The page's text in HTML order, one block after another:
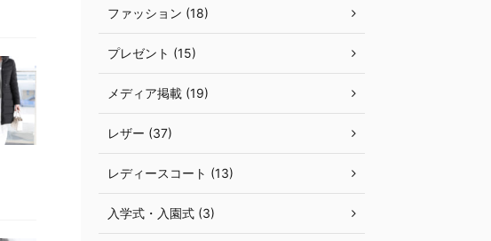
ファッション (18)
プレゼント (15)
メディア掲載 (19)
レザー (37)
レディースコート (13)
入学式・入園式 (3)